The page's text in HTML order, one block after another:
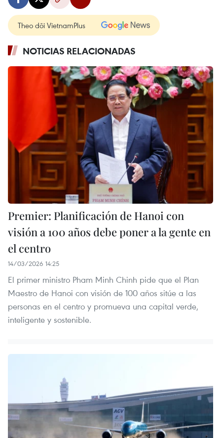
Theo dõi VietnamPlus
NOTICIAS RELACIONADAS
Premier: Planificación de Hanoi con
visión a 100 años debe poner a la gente en
el centro
14/03/2026 14:25
El primer ministro Pham Minh Chinh pide que el Plan
Maestro de Hanoi con visión de 100 años sitúe a las
personas en el centro y promueva una capital verde,
inteligente y sostenible.